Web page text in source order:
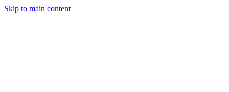
Skip to main content